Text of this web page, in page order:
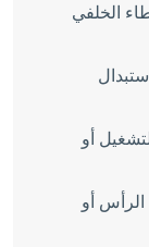
الخلفي
أو
أو